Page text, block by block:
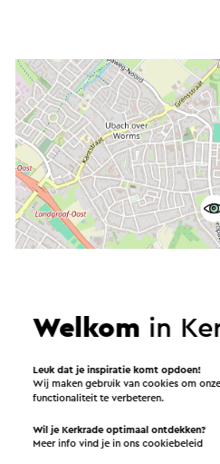
Welkom in
Leuk dat je inspiratie komt opdoen!
Wij maken gebruik van cookies om
functionaliteit te verbeteren.
Wil je Kerkrade optimaal ontdekken?
Meer info vind je in onscookiebeleid